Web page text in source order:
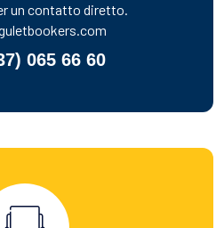
un contatto diretto.
065 66 60